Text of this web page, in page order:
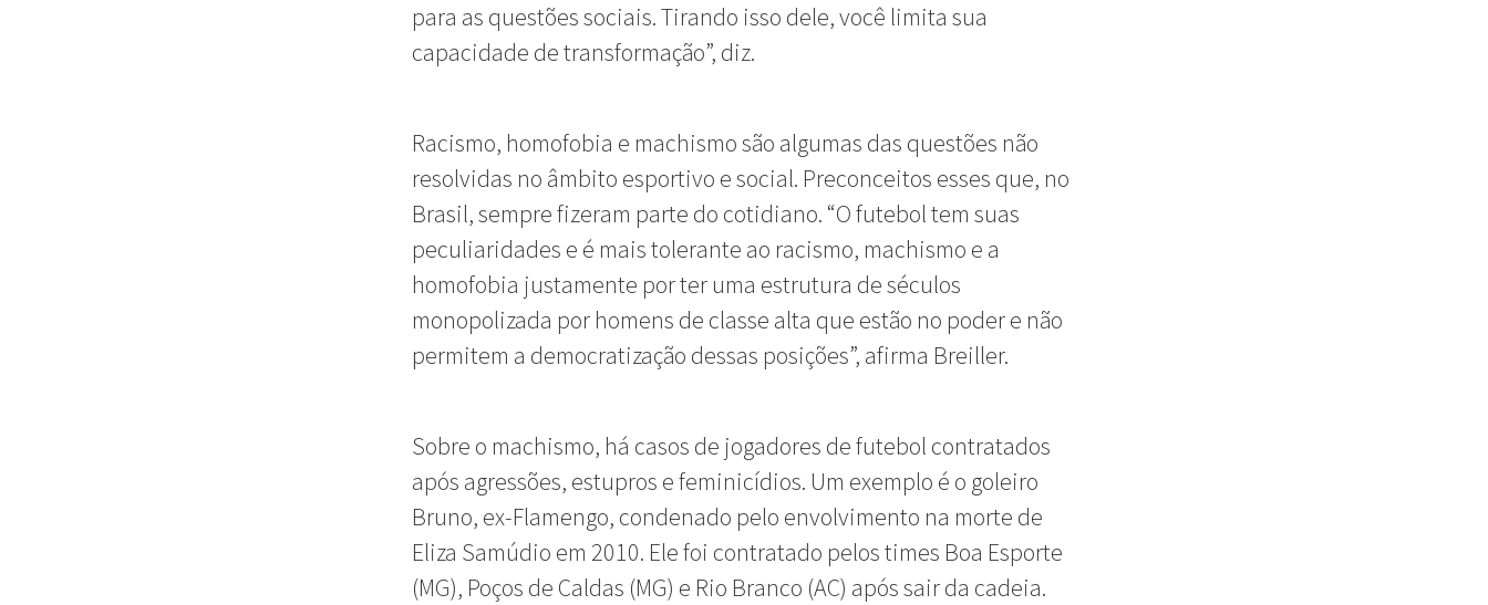
para as questões sociais. Tirando isso dele, você limita sua
capacidade de transformação”, diz.
Racismo, homofobia e machismo são algumas das questões não
resolvidas no âmbito esportivo e social. Preconceitos esses que, no
Brasil, sempre fizeram parte do cotidiano. “O futebol tem suas
peculiaridades e é mais tolerante ao racismo, machismo e a
homofobia justamente por ter uma estrutura de séculos
monopolizada por homens de classe alta que estão no poder e não
permitem a democratização dessas posições”, afirma Breiller.
Sobre o machismo, há casos de jogadores de futebol contratados
após agressões, estupros e feminicídios. Um exemplo é o goleiro
Bruno, ex-Flamengo, condenado pelo envolvimento na morte de
Eliza Samúdio em 2010. Ele foi contratado pelos times Boa Esporte
(MG), Poços de Caldas (MG) e Rio Branco (AC) após sair da cadeia.